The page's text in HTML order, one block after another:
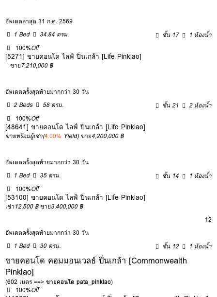
อัพเดตล่าสุด 31 ก.ค. 2569
1 Bed
34.84 ตรม. ชั้น 17
1 ห้องน้ำ
100%Off
[5271] ขายคอนโด ไลฟ์ ปิ่นเกล้า [Life Pinklao]
ขาย7,210,000 ฿
อัพเดตครั้งสุดท้ายมากกว่า 30 วัน
2 Beds
58 ตรม. ชั้น 21
2 ห้องน้ำ
100%Off
[48641] ขายคอนโด ไลฟ์ ปิ่นเกล้า [Life Pinklao]
ขายพร้อมผู้เช่า(4.00% Yield) ขาย4,200,000 ฿
อัพเดตครั้งสุดท้ายมากกว่า 30 วัน
1 Bed
35 ตรม. ชั้น 14
1 ห้องน้ำ
100%Off
[53100] ขายคอนโด ไลฟ์ ปิ่นเกล้า [Life Pinklao]
เช่า12,500 ฿ ขาย3,400,000 ฿
12
อัพเดตครั้งสุดท้ายมากกว่า 30 วัน
1 Bed
30 ตรม. ชั้น 12 1 ห้องน้ำ
ขายคอนโด คอมมอนเวลธ์ ปิ่นเกล้า [Commonwealth
Pinklao]
(602 เมตร ==>ขายคอนโด pata_pinklao)
100%Off